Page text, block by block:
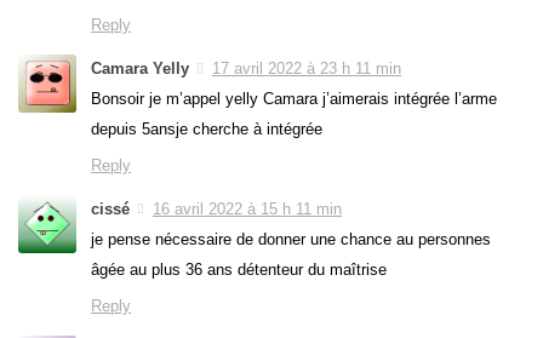
Reply
Camara Yelly
17 avril 2022 à 23 h 11 min
Bonsoir je m’appel yelly Camara j’aimerais intégrée l’arme
depuis 5ansje cherche à intégrée
Reply
cissé
16 avril 2022 à 15 h 11 min
je pense nécessaire de donner une chance au personnes
âgée au plus 36 ans détenteur du maîtrise
Reply